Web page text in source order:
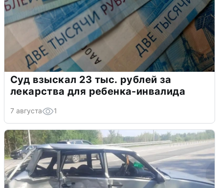
Суд взыскал 23 тыс. рублей за
лекарства для ребенка-инвалида
7 августа 1